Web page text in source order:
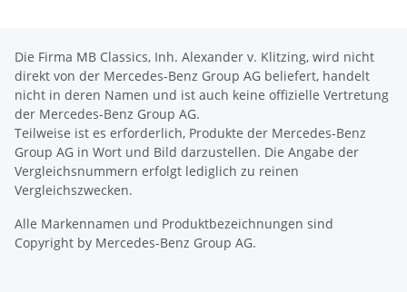
Die Firma MB Classics, Inh. Alexander v. Klitzing, wird nicht
direkt von der Mercedes-Benz Group AG beliefert, handelt
nicht in deren Namen und ist auch keine offizielle Vertretung
der Mercedes-Benz Group AG.
Teilweise ist es erforderlich, Produkte der Mercedes-Benz
Group AG in Wort und Bild darzustellen. Die Angabe der
Vergleichsnummern erfolgt lediglich zu reinen
Vergleichszwecken.
Alle Markennamen und Produktbezeichnungen sind
Copyright by Mercedes-Benz Group AG.